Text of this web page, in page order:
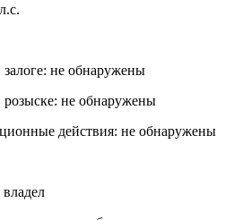
не обнаружены
не обнаружены
действия: не обнаружены